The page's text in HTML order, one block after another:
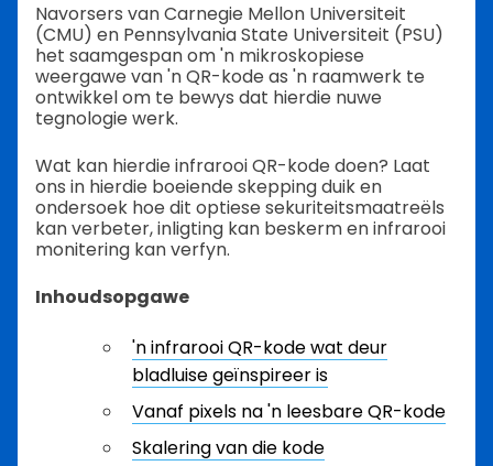
Navorsers van Carnegie Mellon Universiteit
(CMU) en Pennsylvania State Universiteit (PSU)
het saamgespan om 'n mikroskopiese
weergawe van 'n QR-kode as 'n raamwerk te
ontwikkel om te bewys dat hierdie nuwe
tegnologie werk.
Wat kan hierdie infrarooi QR-kode doen? Laat
ons in hierdie boeiende skepping duik en
ondersoek hoe dit optiese sekuriteitsmaatreëls
kan verbeter, inligting kan beskerm en infrarooi
monitering kan verfyn.
Inhoudsopgawe
'n infrarooi QR-kode wat deur
bladluise geïnspireer is
Vanaf pixels na 'n leesbare QR-kode
Skalering van die kode